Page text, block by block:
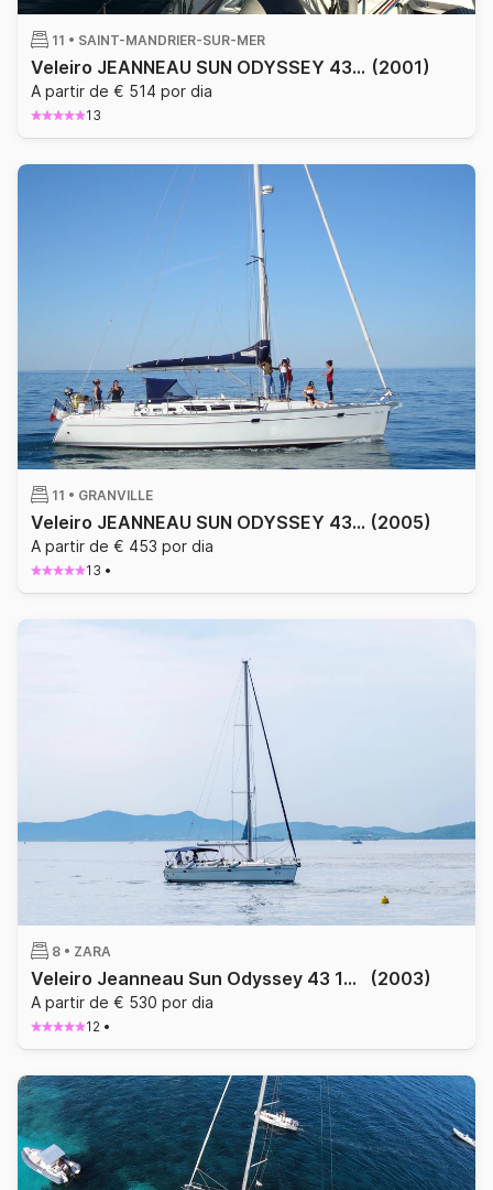
11 • SAINT-MANDRIER-SUR-MER
Veleiro JEANNEAU SUN ODYSSEY 43 13.2m (2001)
A partir de € 514 por dia
13
11 • GRANVILLE
Veleiro JEANNEAU SUN ODYSSEY 43 13.2m (2005)
A partir de € 453 por dia
13 •
8 • ZARA
Veleiro Jeanneau Sun Odyssey 43 13.21m (2003)
A partir de € 530 por dia
12 •